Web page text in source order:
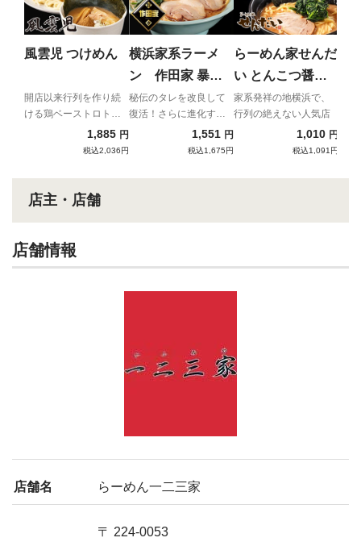
風雲児 つけめん
開店以来行列を作り続
ける鶏ベーストロトロ
1,885 円
税込2,036円
横浜家系ラーメ
ン 作田家 暴君
RA-MEN
秘伝のタレを改良して
復活！さらに進化する
1,551 円
税込1,675円
らーめん家せんだ
い とんこつ醤油
ラーメン
家系発祥の地横浜で、
行列の絶えない人気店
1,010 円
税込1,091円
店主・店舗
店舗情報
店舗名 らーめん一二三家
〒 224-0053